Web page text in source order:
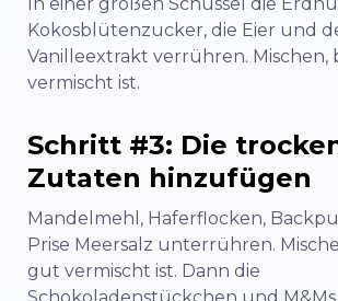
Kokosblütenzucker, die Eier und
Vanilleextrakt verrühren. Mischen,
vermischt ist.
Schritt #3: Die
Zutaten hinzufügen
Mandelmehl, Haferflocken,
Prise Meersalz unterrühren.
gut vermischt ist. Dann die